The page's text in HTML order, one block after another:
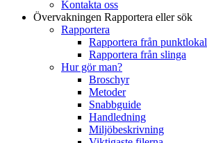
Kontakta oss
Övervakningen Rapportera eller sök
Rapportera
Rapportera från punktlokal
Rapportera från slinga
Hur gör man?
Broschyr
Metoder
Snabbguide
Handledning
Miljöbeskrivning